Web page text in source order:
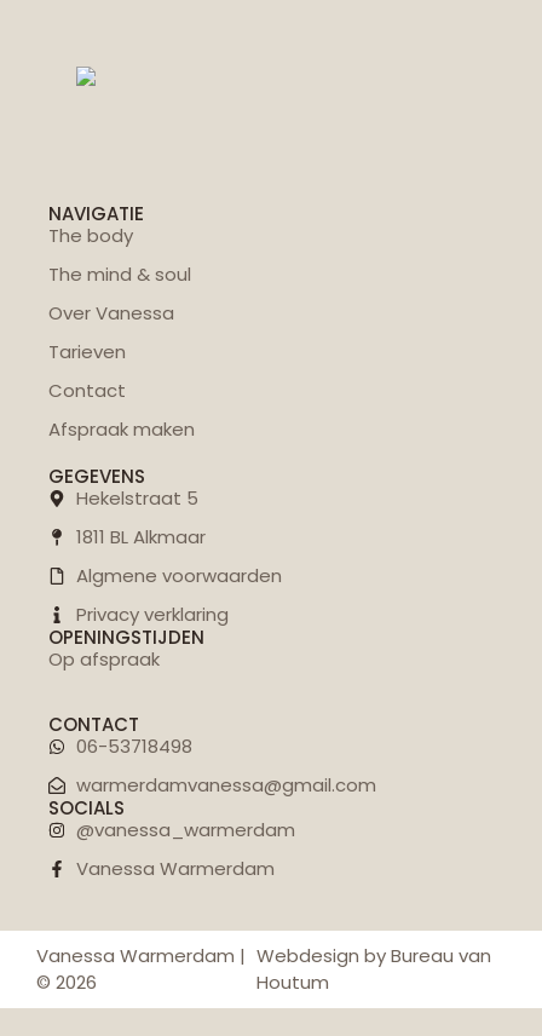
NAVIGATIE
The body
The mind & soul
Over Vanessa
Tarieven
Contact
Afspraak maken
GEGEVENS
Hekelstraat 5
1811 BL Alkmaar
Algmene voorwaarden
Privacy verklaring
OPENINGSTIJDEN
Op afspraak
CONTACT
06-53718498
warmerdamvanessa@gmail.com
SOCIALS
@vanessa_warmerdam
Vanessa Warmerdam
Vanessa Warmerdam |
© 2026
Webdesign by Bureau van
Houtum